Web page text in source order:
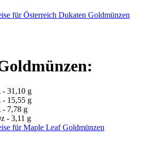
für Österreich Dukaten Goldmünzen
- 31,10 g
- 15,55 g
- 7,78 g
- 3,11 g
für Maple Leaf Goldmünzen